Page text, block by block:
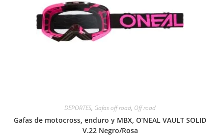
DEPORTES, Gafas off road, Off road
Gafas de motocross, enduro y MBX, O’NEAL VAULT SOLID
V.22 Negro/Rosa